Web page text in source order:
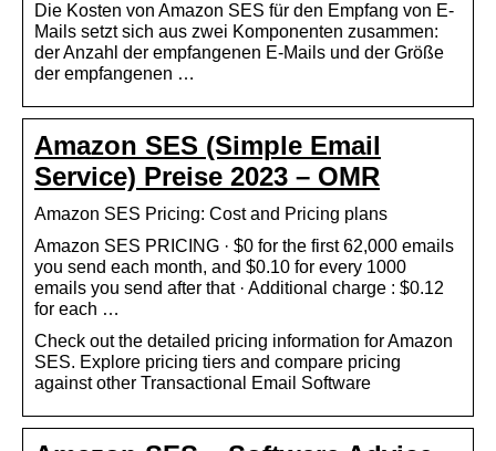
Die Kosten von Amazon SES für den Empfang von E-
Mails setzt sich aus zwei Komponenten zusammen:
der Anzahl der empfangenen E-Mails und der Größe
der empfangenen …
Amazon SES (Simple Email
Service) Preise 2023 – OMR
Amazon SES Pricing: Cost and Pricing plans
Amazon SES PRICING · $0 for the first 62,000 emails
you send each month, and $0.10 for every 1000
emails you send after that · Additional charge : $0.12
for each …
Check out the detailed pricing information for Amazon
SES. Explore pricing tiers and compare pricing
against other Transactional Email Software